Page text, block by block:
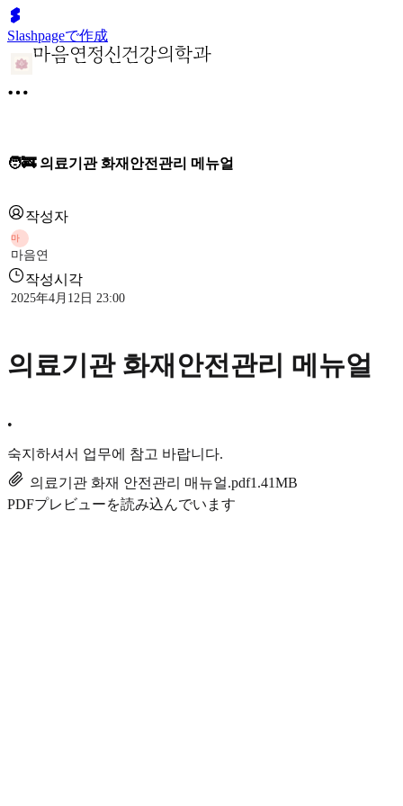
Slashpageで作成
🧑‍🚒 의료기관 화재안전관리 메뉴얼
작성자
마
마음연
작성시각
2025年4月12日 23:00
의료기관 화재안전관리 메뉴얼
•
숙지하셔서 업무에 참고 바랍니다.
의료기관 화재 안전관리 매뉴얼.pdf1.41MB
PDFプレビューを読み込んでいます